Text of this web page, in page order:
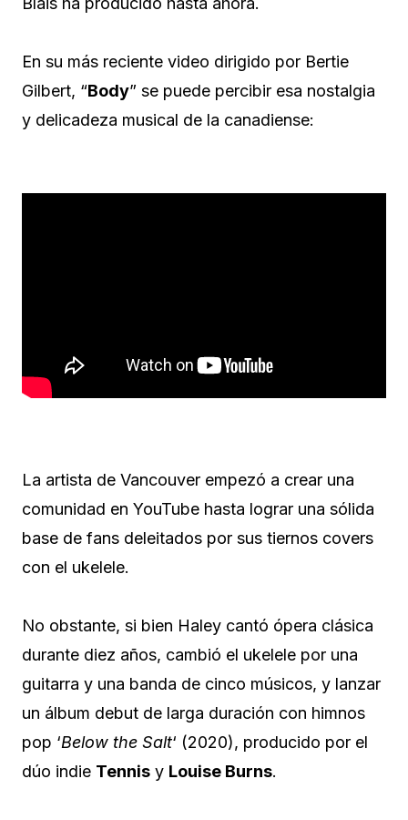
En su más reciente video dirigido por Bertie
Gilbert, “Body” se puede percibir esa nostalgia
y delicadeza musical de la canadiense:
La artista de Vancouver empezó a crear una
comunidad en YouTube hasta lograr una sólida
base de fans deleitados por sus tiernos covers
con el ukelele.
No obstante, si bien Haley cantó ópera clásica
durante diez años, cambió el ukelele por una
guitarra y una banda de cinco músicos, y lanzar
un álbum debut de larga duración con himnos
pop ‘Below the Salt‘ (2020), producido por el
dúo indie Tennis y Louise Burns.